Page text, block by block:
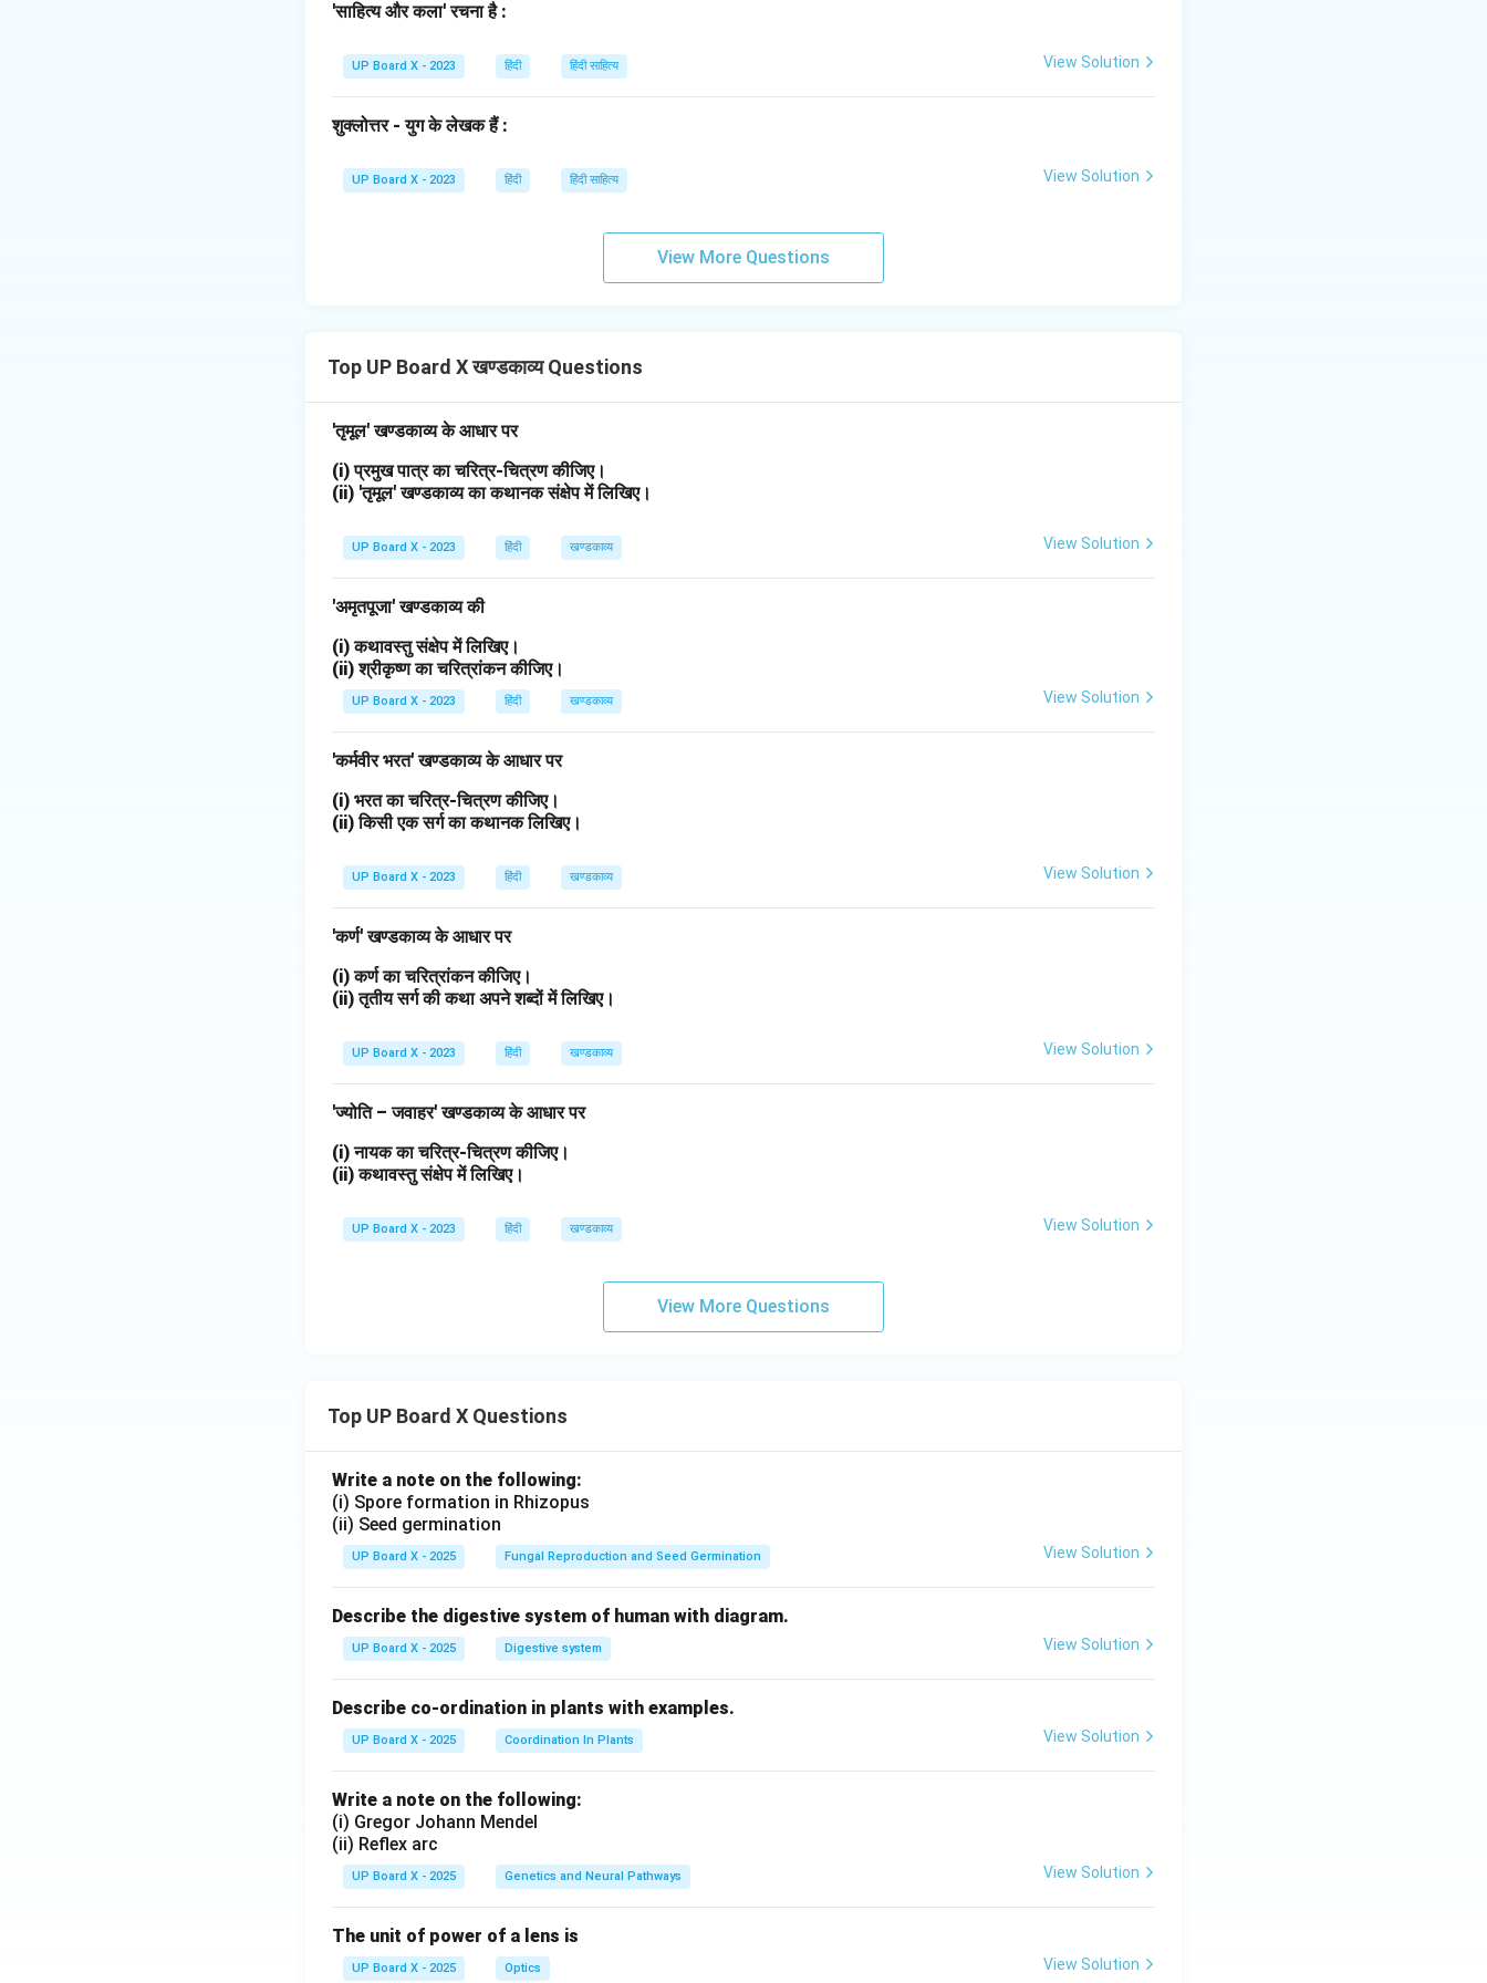
'साहित्य और कला' रचना है :
UP Board X - 2023 हिंदी हिंदी साहित्य View Solution
शुक्लोत्तर - युग के लेखक हैं :
UP Board X - 2023 हिंदी हिंदी साहित्य View Solution
View More Questions
Top UP Board X खण्डकाव्य Questions
'तृमूल' खण्डकाव्य के आधार पर
(i) प्रमुख पात्र का चरित्र-चित्रण कीजिए।
(ii) 'तृमूल' खण्डकाव्य का कथानक संक्षेप में लिखिए।
UP Board X - 2023 हिंदी खण्डकाव्य View Solution
'अमृतपूजा' खण्डकाव्य की
(i) कथावस्तु संक्षेप में लिखिए।
(ii) श्रीकृष्ण का चरित्रांकन कीजिए।
UP Board X - 2023 हिंदी खण्डकाव्य View Solution
'कर्मवीर भरत' खण्डकाव्य के आधार पर
(i) भरत का चरित्र-चित्रण कीजिए।
(ii) किसी एक सर्ग का कथानक लिखिए।
UP Board X - 2023 हिंदी खण्डकाव्य View Solution
'कर्ण' खण्डकाव्य के आधार पर
(i) कर्ण का चरित्रांकन कीजिए।
(ii) तृतीय सर्ग की कथा अपने शब्दों में लिखिए।
UP Board X - 2023 हिंदी खण्डकाव्य View Solution
'ज्योति – जवाहर' खण्डकाव्य के आधार पर
(i) नायक का चरित्र-चित्रण कीजिए।
(ii) कथावस्तु संक्षेप में लिखिए।
UP Board X - 2023 हिंदी खण्डकाव्य View Solution
View More Questions
Top UP Board X Questions
Write a note on the following:
(i) Spore formation in Rhizopus
(ii) Seed germination
UP Board X - 2025 Fungal Reproduction and Seed Germination View Solution
Describe the digestive system of human with diagram.
UP Board X - 2025 Digestive system View Solution
Describe co-ordination in plants with examples.
UP Board X - 2025 Coordination In Plants View Solution
Write a note on the following:
(i) Gregor Johann Mendel
(ii) Reflex arc
UP Board X - 2025 Genetics and Neural Pathways View Solution
The unit of power of a lens is
UP Board X - 2025 Optics View Solution